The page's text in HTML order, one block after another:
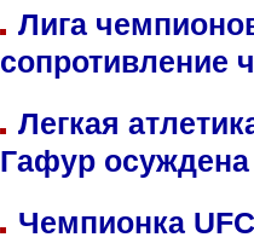
Лига
сопротивление
Легкая
Гафур осуждена
Чемпионка